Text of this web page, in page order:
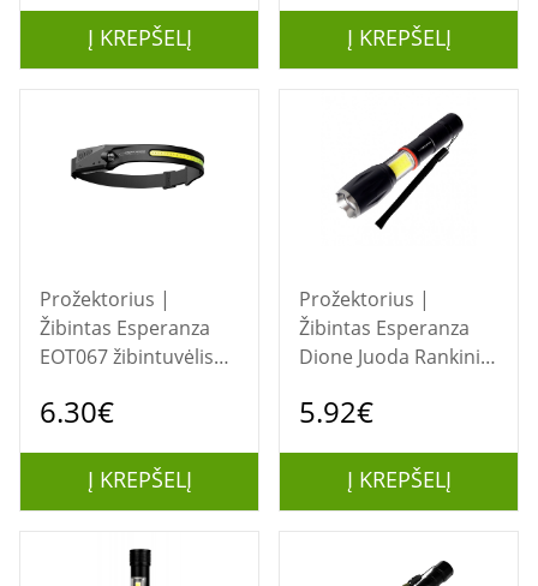
Į KREPŠELĮ Į KREPŠELĮ
Prožektorius |
Žibintas Esperanza
EOT067 žibintuvėlis
tvirtinamas
6.30€
Į KREPŠELĮ
Prožektorius |
Žibintas Esperanza
Dione Juoda Rankinis
5.92€
Į KREPŠELĮ